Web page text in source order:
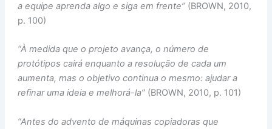
a equipe aprenda algo e siga em frente” (BROWN, 2010,
p. 100)
“À medida que o projeto avança, o número de
protótipos cairá enquanto a resolução de cada um
aumenta, mas o objetivo continua o mesmo: ajudar a
refinar uma ideia e melhorá-la” (BROWN, 2010, p. 101)
“Antes do advento de máquinas copiadoras que